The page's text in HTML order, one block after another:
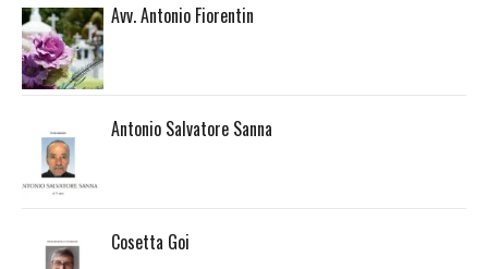
Avv. Antonio Fiorentin
Antonio Salvatore Sanna
Cosetta Goi